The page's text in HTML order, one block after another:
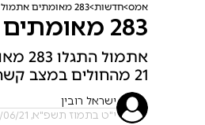
אמס חדשות 283 מאומתים אתמול – 0.4% מהבדיקות חיוביות
283 מאומתים אתמול – 0.4% מהבדיקות חיוביות
21 מהחולים במצב קשה, 16 במצב קריטי ו-14 מונשמים
ישראל רובין
י"ט בתמוז תשפ"א, 29/06/21 08:51